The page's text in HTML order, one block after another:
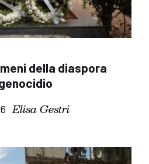
della diaspora
Elisa Gestri